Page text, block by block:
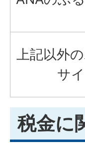
上記以外
サ
税金に